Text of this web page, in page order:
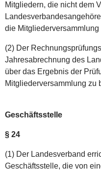
Mitgliedern, die nicht dem
die Mitgliederversammlung
(2) Der
Jahresabrechnung des
über das Ergebnis der
Mitgliederversammlung zu
Geschäftsstelle
§ 24
(1) Der Landesverband
Geschäftsstelle, die von